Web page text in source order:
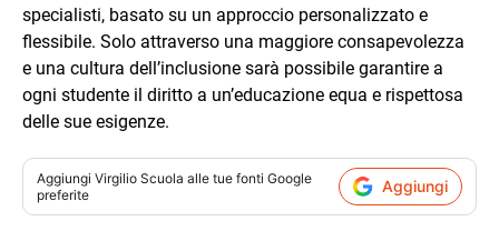
specialisti, basato su un approccio personalizzato e
flessibile. Solo attraverso una maggiore consapevolezza
e una cultura dell’inclusione sarà possibile garantire a
ogni studente il diritto a un’educazione equa e rispettosa
delle sue esigenze.
Aggiungi Virgilio Scuola alle tue fonti Google
preferite
Aggiungi